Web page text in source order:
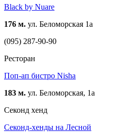
Black by Nuare
176 м. ул. Беломорская 1а
(095) 287-90-90
Ресторан
Поп-ап бистро Nisha
183 м. ул. Беломорская, 1а
Cеконд хенд
Секонд-хенды на Лесной